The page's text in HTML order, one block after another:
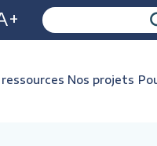
ressources Nos projets